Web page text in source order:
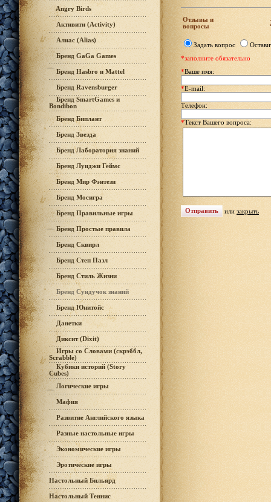
Angry Birds
Активити (Activity)
Алиас (Alias)
Бренд GaGa Games
Бренд Hasbro и Mattel
Бренд Ravensburger
Бренд SmartGames и
Bondibon
Бренд Биплант
Бренд Звезда
Бренд Лаборатория знаний
Бренд Луиджи Геймс
Бренд Мир Фэнтези
Бренд Мосигра
Бренд Правильные игры
Бренд Простые правила
Бренд Сквирл
Бренд Степ Пазл
Бренд Стиль Жизни
Бренд Сундучок знаний
Бренд Юнитойс
Данетки
Диксит (Dixit)
Игры со Словами (скрэббл,
Scrabble)
Кубики историй (Story
Cubes)
Логические игры
Мафия
Развитие Английского языка
Разные настольные игры
Экономические игры
Эротические игры
Настольный Бильярд
Настольный Теннис
Отзывы и
вопросы
Задать вопрос
*заполните обязательно
*Ваше имя:
*E-mail:
Телефон:
*Текст Вашего вопроса:
или закрыть